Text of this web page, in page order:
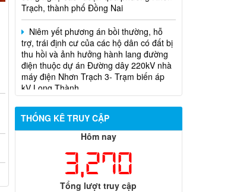
Niêm yết phương án bồi thường, hỗ
trợ, trái định cư của các hộ dân có đất bị
thu hồi và ảnh hưởng hành lang đường
điện thuộc dự án Đường dây 220kV nhà
máy điện Nhơn Trạch 3- Trạm biến áp
kV Long Thành
Biên bản về việc niêm yết phương án
bồi thường, hỗ trợ, tái định cư của các hộ
dân có đất bị thu hồi thuộc dự án nâng
cấp đường 25B cũ đoạn từ Trung tâm
huyện Nhơn Trạch ra Quốc lộ 51, huyện
Long Thành và huyện Nhơn Trạch
THỐNG KÊ TRUY CẬP
Hôm nay
3,270
Tổng lượt truy cập